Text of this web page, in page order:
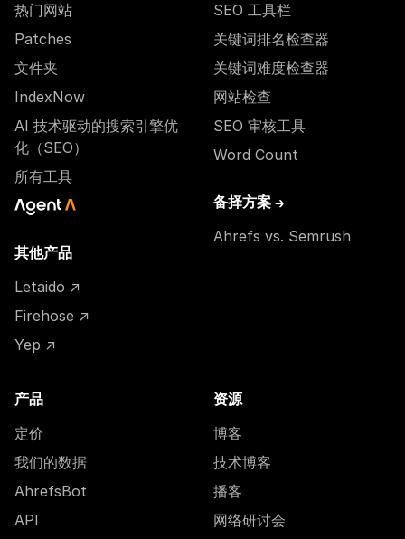
热门网站
Patches
文件夹
IndexNow
AI 技术驱动的搜索引擎优
化（SEO）
所有工具
其他产品
Letaido ↗
Firehose ↗
Yep ↗
SEO 工具栏
关键词排名检查器
关键词难度检查器
网站检查
SEO 审核工具
Word Count
备择方案 →
Ahrefs vs. Semrush
产品
定价
我们的数据
AhrefsBot
API
资源
博客
技术博客
播客
网络研讨会